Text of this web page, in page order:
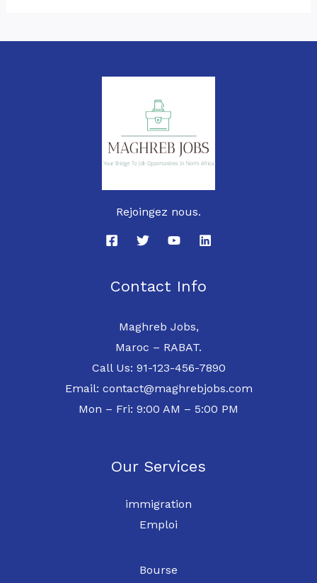
Rejoingez nous.
Contact Info
Maghreb Jobs,
Maroc – RABAT.
Call Us: 91-123-456-7890
Email: contact@maghrebjobs.com
Mon – Fri: 9:00 AM – 5:00 PM
Our Services
immigration
Emploi
Bourse